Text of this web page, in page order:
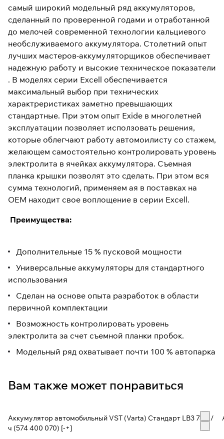
самый широкий модельный ряд аккумуляторов,
сделанный по проверенной годами и отработанной
до мелочей современной технологии кальциевого
необслуживаемого аккумулятора. Столетний опыт
лучших мастеров-аккумуляторщиков обеспечивает
надежную работу и высокие техническое показатели
. В моделях серии Excell обеспечивается
максимальный выбор при технических
характреристиках заметно превышающих
стандартные. При этом опыт Exide в многолетней
эксплуатации позволяет исползовать решения,
которые облегчают работу автомоилисту со стажем,
желающем самостоятельно контролировать уровень
электролита в ячейках аккумулятора. Съемная
планка крышки позволят это сделать. При этом вся
сумма технологий, применяем ая в поставках на
OEM находит свое воплощение в серии Excell.
Преимущества:
Дополнительные 15 % пусковой мощности
Универсальные аккумуляторы для стандартного
использования
Сделан на основе опыта разработок в области
первичной комплектации
Возможность контролировать уровень
электролита за счет съемной планки пробок.
Модельный ряд охватывает почти 100 % автопарка
Вам также может понравиться
Аккумулятор автомобильный VST (Varta) Стандарт LB3 74 А/
ч (574 400 070) [-+]